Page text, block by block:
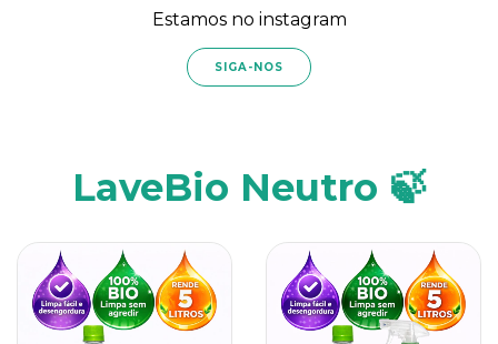
Estamos no instagram
SIGA-NOS
LaveBio Neutro 🍃